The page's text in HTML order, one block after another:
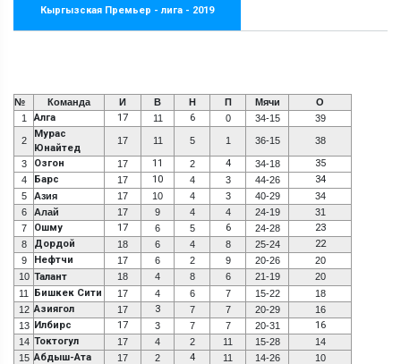
Кыргызская Премьер - лига - 2019
№ Команда И В Н П Мячи
О
1
Алга 17 11 6 0 34-15 39
2
Мурас
Юнайтед
17 11 5 1 36-15 38
3 Озгон 17 11 2 4 34-18 35
4 Барс 17 10 4 3 44-26 34
5 Азия 17 10 4 3 40-29
34
6
Алай 17 9 4 4 24-19
31
7
Ошму 17 6 5 6 24-28 23
8 Дордой 18 6 4 8 25-24 22
9 Нефтчи 17 6 2 9 20-26
20
10 Талант 18 4 8 6 21-19
20
11
Бишкек Сити 17 4 6 7 15-22
18
12 Азиягол 17 3 7 7 20-29
16
13 Илбирс 17 3 7 7 20-31 16
14 Токтогул 17 4 2 11 15-28
14
15 Абдыш-Ата 17 2 4 11 14-26
10